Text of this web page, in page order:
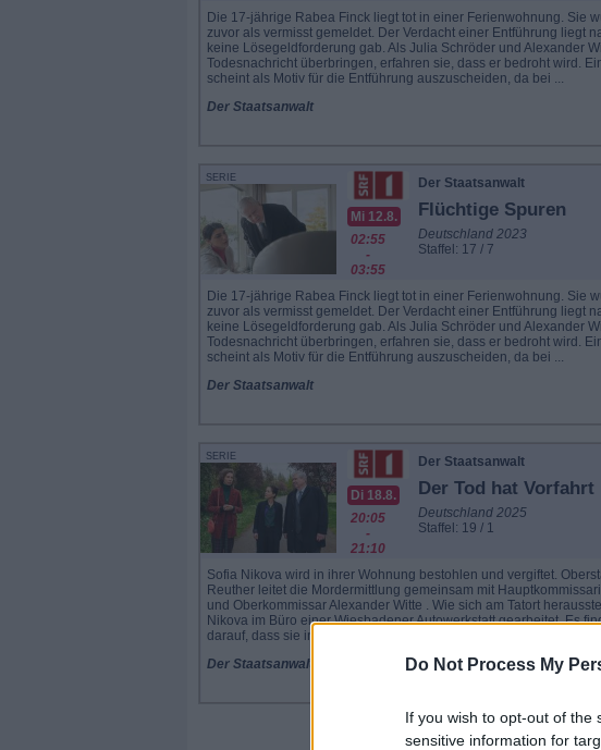
Do Not Process My
If you wish to opt-out of the
sensitive information for
Die 17-jährige Rabea Finck liegt tot in einer Ferienwohnung. Sie
zuvor als vermisst gemeldet. Der Verdacht einer Entführung liegt
keine Lösegeldforderung gab. Als Julia Schröder und Alexander
Todesnachricht überbringen, erfahren sie, dass er bedroht wird.
scheint als Motiv für die Entführung auszuscheiden, da bei ...
Der Staatsanwalt
SERIE
Mi 12.8.
02:55
-
03:55
Der Staatsanwalt
Flüchtige Spuren
Deutschland 2023
Staffel: 17 / 7
Die 17-jährige Rabea Finck liegt tot in einer Ferienwohnung. Sie
zuvor als vermisst gemeldet. Der Verdacht einer Entführung liegt
keine Lösegeldforderung gab. Als Julia Schröder und Alexander
Todesnachricht überbringen, erfahren sie, dass er bedroht wird.
scheint als Motiv für die Entführung auszuscheiden, da bei ...
Der Staatsanwalt
SERIE
Di 18.8.
20:05
-
21:10
Der Staatsanwalt
Der Tod hat Vorfahrt
Deutschland 2025
Staffel: 19 / 1
Sofia Nikova wird in ihrer Wohnung bestohlen und vergiftet.
Reuther leitet die Mordermittlung gemeinsam mit
und Oberkommissar Alexander Witte . Wie sich am Tatort
Nikova im Büro einer Wiesbadener Autowerkstatt gearbeitet. Es
darauf, dass sie in letzter Zeit in mehrere Autounfälle verwickelt ...
Der Staatsanwalt